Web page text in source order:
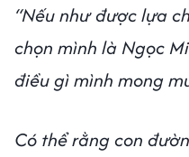
“Nếu như được lựa
chọn mình là Ngọc
điều gì mình mong
Có thể rằng con